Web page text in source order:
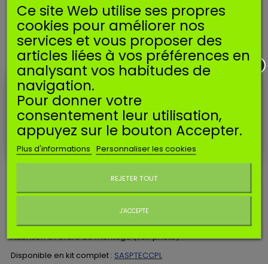
Longueur
de
pointeau
(mm) :
aucun
Ressort de
levier de
pointeau :
Axe de
levier de
pointeau :
non
Kit membranes pour ASPERA / TECUMSEH
Attention à l'ordre de montage (voir photo)
Disponible en kit complet : SASPTECCPL
Ce site Web utilise ses propres
cookies pour améliorer nos
services et vous proposer des
articles liées à vos préférences en
analysant vos habitudes de
navigation.
Pour donner votre
consentement leur utilisation,
appuyez sur le bouton Accepter.
Plus d'informations Personnaliser les cookies
REJETER TOUT
J'ACCEPTE